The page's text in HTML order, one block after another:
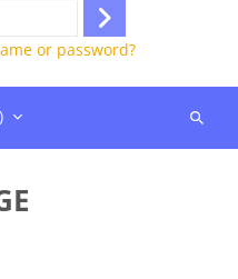
Log
in
or password?
Search